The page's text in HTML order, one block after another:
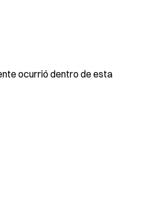
ocurrió dentro de esta